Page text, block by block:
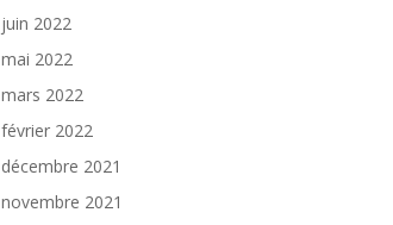
juin 2022
mai 2022
mars 2022
février 2022
décembre 2021
novembre 2021